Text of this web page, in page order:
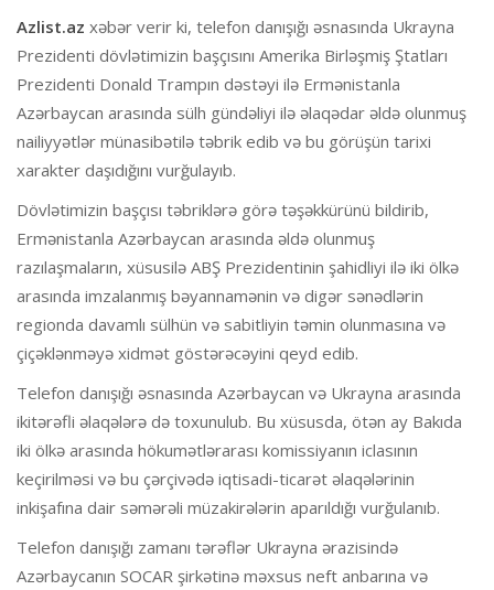
Azlist.az xəbər verir ki, telefon danışığı əsnasında Ukrayna
Prezidenti dövlətimizin başçısını Amerika Birləşmiş Ştatları
Prezidenti Donald Trampın dəstəyi ilə Ermənistanla
Azərbaycan arasında sülh gündəliyi ilə əlaqədar əldə olunmuş
nailiyyətlər münasibətilə təbrik edib və bu görüşün tarixi
xarakter daşıdığını vurğulayıb.
Dövlətimizin başçısı təbriklərə görə təşəkkürünü bildirib,
Ermənistanla Azərbaycan arasında əldə olunmuş
razılaşmaların, xüsusilə ABŞ Prezidentinin şahidliyi ilə iki ölkə
arasında imzalanmış bəyannamənin və digər sənədlərin
regionda davamlı sülhün və sabitliyin təmin olunmasına və
çiçəklənməyə xidmət göstərəcəyini qeyd edib.
Telefon danışığı əsnasında Azərbaycan və Ukrayna arasında
ikitərəfli əlaqələrə də toxunulub. Bu xüsusda, ötən ay Bakıda
iki ölkə arasında hökumətlərarası komissiyanın iclasının
keçirilməsi və bu çərçivədə iqtisadi-ticarət əlaqələrinin
inkişafına dair səmərəli müzakirələrin aparıldığı vurğulanıb.
Telefon danışığı zamanı tərəflər Ukrayna ərazisində
Azərbaycanın SOCAR şirkətinə məxsus neft anbarına və